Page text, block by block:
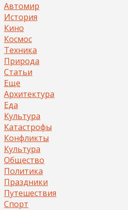
Автомир
История
Кино
Космос
Техника
Природа
Статьи
Еще
Архитектура
Еда
Культура
Катастрофы
Конфликты
Культура
Общество
Политика
Праздники
Путешествия
Спорт